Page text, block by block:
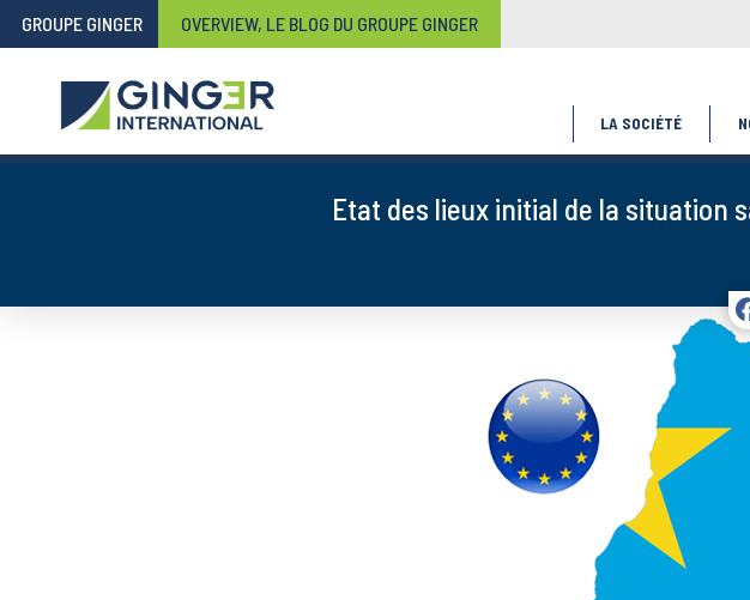
GROUPE GINGER OVERVIEW, LE BLOG DU GROUPE GINGER
LA SOCIÉTÉ
Etat des lieux initial de la situation